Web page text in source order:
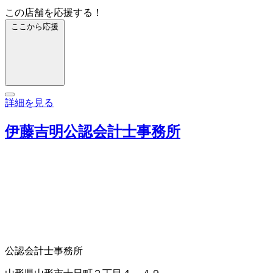
この店舗を応援する！
ここから応援
詳細を見る
伊藤吉明公認会計士事務所
公認会計士事務所